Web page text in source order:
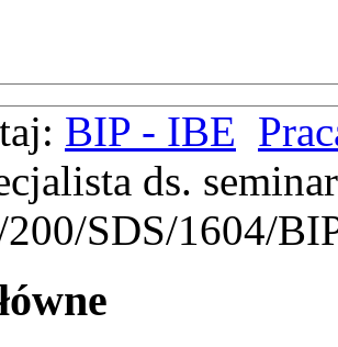
BIP - IBE
ds.
SDS/1604/